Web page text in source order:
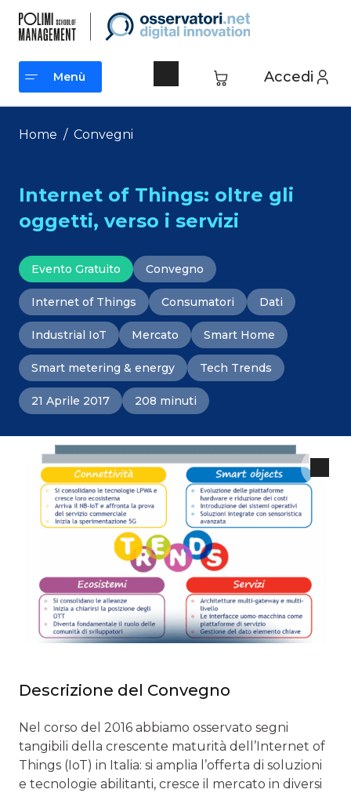
contenuto
Accedi
Menù
Menù
Home / Convegni
Internet of Things: oltre gli
oggetti, verso i servizi
Evento Gratuito Convegno
Internet of Things Consumatori Dati
Industrial IoT Mercato Smart Home
Smart metering & energy Tech Trends
21 Aprile 2017 208 minuti
Descrizione del Convegno
Nel corso del 2016 abbiamo osservato segni
tangibili della crescente maturità dell’Internet of
Things (IoT) in Italia: si amplia l’offerta di soluzioni
e tecnologie abilitanti, cresce il mercato in diversi